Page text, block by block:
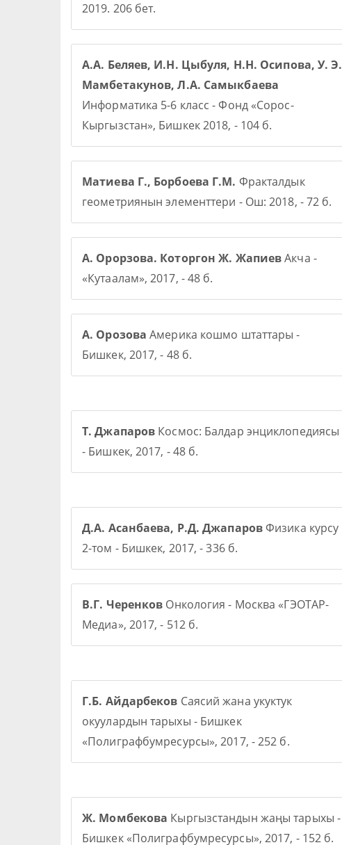
2019. 206 бет.
А.А. Беляев, И.Н. Цыбуля, Н.Н. Осипова, У. Э.
Мамбетакунов, Л.А. Самыкбаева
Информатика 5-6 класс - Фонд «Сорос-
Кыргызстан», Бишкек 2018, - 104 б.
Матиева Г., Борбоева Г.М. Фракталдык
геометриянын элементтери - Ош: 2018, - 72 б.
А. Орорзова. Которгон Ж. ЖапиевАкча -
«Кутаалам», 2017, - 48 б.
А. Орозова Америка кошмо штаттары -
Бишкек, 2017, - 48 б.
Т. Джапаров Космос: Балдар энциклопедиясы
- Бишкек, 2017, - 48 б.
Д.А. Асанбаева, Р.Д. ДжапаровФизика курсу
2-том - Бишкек, 2017, - 336 б.
В.Г. Черенков Онкология - Москва «ГЭОТАР-
Медиа», 2017, - 512 б.
Г.Б. Айдарбеков Саясий жана укуктук
окуулардын тарыхы - Бишкек
«Полиграфбумресурсы», 2017, - 252 б.
Ж. Момбекова Кыргызстандын жаңы тарыхы -
Бишкек «Полиграфбумресурсы», 2017, - 152 б.